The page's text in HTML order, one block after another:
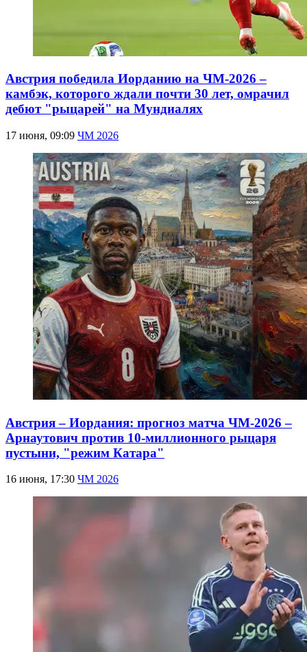
Австрия победила Иорданию на ЧМ-2026 –
камбэк, которого ждали почти 30 лет, омрачил
дебют "рыцарей" на Мундиалях
17 июня, 09:09 ЧМ 2026
Австрия – Иордания: прогноз матча ЧМ-2026 –
Арнаутович против 10-миллионного рыцаря
пустыни, "режим Катара"
16 июня, 17:30 ЧМ 2026